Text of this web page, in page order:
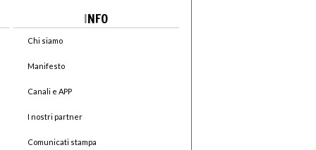
INFO
Chi siamo
Manifesto
Canali e APP
I nostri partner
Comunicati stampa